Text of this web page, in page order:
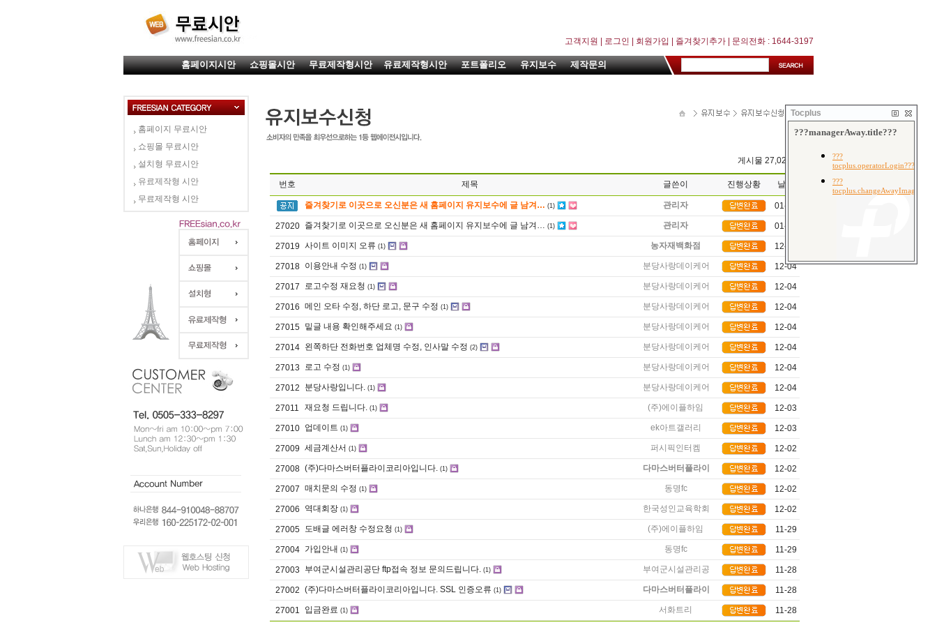
고객지원 로그인 회원가입 즐겨찾기추가 | 문의전화 : 1644-3197
홈페이지시안 쇼핑몰시안 무료제작형시안 유료제작형시안 포트폴리오 유지보수 제작문의
홈페이지 무료시안
쇼핑몰 무료시안
설치형 무료시안
유료제작형 시안
무료제작형 시안
게시물 27,020건
번호 제목 글쓴이 진행상황 날짜
즐겨찾기로 이곳으로 오신분은 새 홈페이지 유지보수에 글 남겨… (1) 관리자 01-09
27020 즐겨찾기로 이곳으로 오신분은 새 홈페이지 유지보수에 글 남겨… (1) 관리자 01-09
27019 사이트 이미지 오류 (1) 농자재백화점 12-04
27018 이용안내 수정 (1) 분당사랑데이케어센터 12-04
27017 로고수정 재요청 (1) 분당사랑데이케어센터 12-04
27016 메인 오타 수정, 하단 로고, 문구 수정 (1) 분당사랑데이케어센터 12-04
27015 밑글 내용 확인해주세요 (1) 분당사랑데이케어센터 12-04
27014 왼쪽하단 전화번호 업체명 수정, 인사말 수정 (2) 분당사랑데이케어센터 12-04
27013 로고 수정 (1) 분당사랑데이케어센터 12-04
27012 분당사랑입니다. (1) 분당사랑데이케어센터 12-04
27011 재요청 드립니다. (1) (주)에이플하임 12-03
27010 업데이트 (1) ek아트갤러리 12-03
27009 세금계산서 (1) 퍼시픽인터켐 12-02
27008 (주)다마스버터플라이코리아입니다. (1) 다마스버터플라이코리… 12-02
27007 매치문의 수정 (1) 동명fc 12-02
27006 역대회장 (1) 한국성인교육학회 12-02
27005 도배글 에러창 수정요청 (1) (주)에이플하임 11-29
27004 가입안내 (1) 동명fc 11-29
27003 부여군시설관리공단 ftp접속 정보 문의드립니다. (1) 부여군시설관리공단 11-28
27002 (주)다마스버터플라이코리아입니다. SSL 인증오류 (1) 다마스버터플라이코리… 11-28
27001 입금완료 (1) 서화트리 11-28
Tocplus